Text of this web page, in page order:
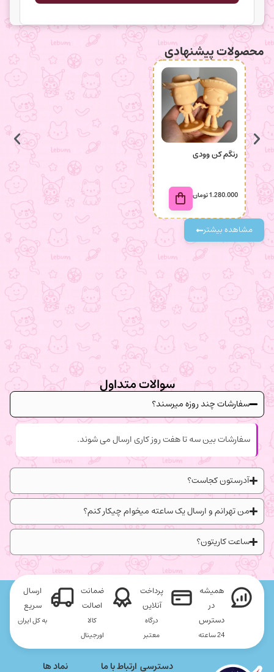
محصولات پیشنهادی
رنگم کن وودی
1.280.000تومان
رنگم
مشاهده بیشتر
سوالات متداول
سفارشات چند روزه میرسند؟
سفارشات بین سه تا هفت روز کاری ارسال می شوند.
آدرستون کجاست؟
من تهرانم و ارسال یک ساعته میخوام چیکار کنم؟
ساعت کاریتون؟
همیشه
در
دسترس
24 ساعته
پرداخت
آنلاین
درگاه
معتبر
ضمانت
اصالت
کالا
اورجینال
ارسال
سریع
به کل ایران
دسترسی ارتباط با ما نماد ها